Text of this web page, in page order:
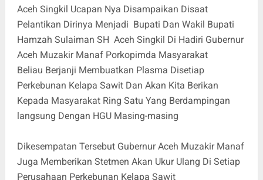
Aceh Singkil Ucapan Nya Disampaikan Disaat
Pelantikan Dirinya Menjadi Bupati Dan Wakil Bupati
Hamzah Sulaiman SH Aceh Singkil Di Hadiri Gubernur
Aceh Muzakir Manaf Porkopimda Masyarakat
Beliau Berjanji Membuatkan Plasma Disetiap
Perkebunan Kelapa Sawit Dan Akan Kita Berikan
Kepada Masyarakat Ring Satu Yang Berdampingan
langsung Dengan HGU Masing-masing
Dikesempatan Tersebut Gubernur Aceh Muzakir Manaf
Juga Memberikan Stetmen Akan Ukur Ulang Di Setiap
Perusahaan Perkebunan Kelapa Sawit